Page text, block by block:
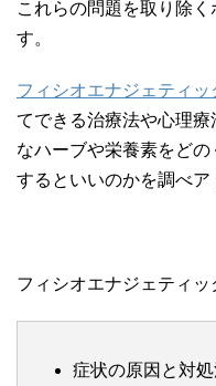
これらの問題を取り除
す。
フィシオエナジェティッ
てできる治療法や心理
なハーブや栄養素をど
するといいのかを調べア
フィシオエナジェティッ
症状の原因と対